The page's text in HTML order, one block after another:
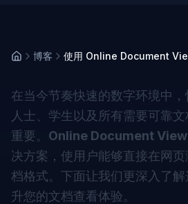
博客 使用 Online Document
在当今节奏快速的数字环境中
人士、学生以及所有需要可靠
重要。 Online Document
决方案，使用户能够直接在网
档格式。下面让我们更深入了
升您的文档查看体验。